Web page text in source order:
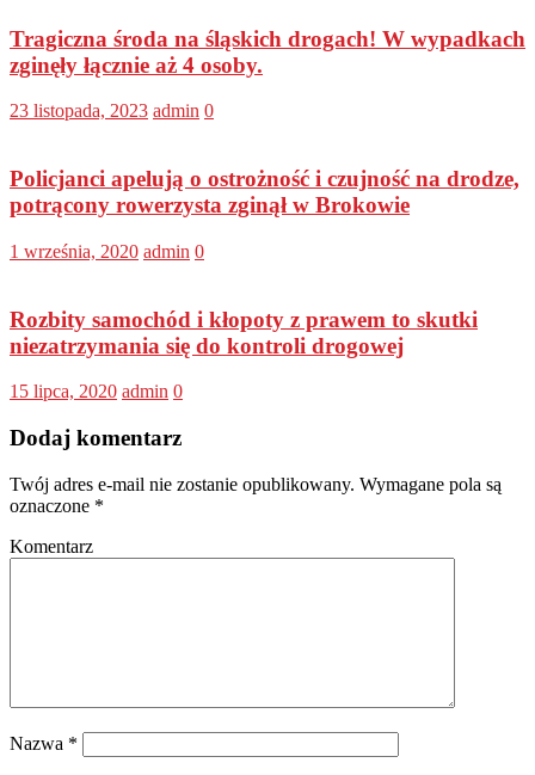
Tragiczna środa na śląskich drogach! W wypadkach
zginęły łącznie aż 4 osoby.
23 listopada, 2023 admin 0
Policjanci apelują o ostrożność i czujność na drodze,
potrącony rowerzysta zginął w Brokowie
1 września, 2020 admin 0
Rozbity samochód i kłopoty z prawem to skutki
niezatrzymania się do kontroli drogowej
15 lipca, 2020 admin 0
Dodaj komentarz
Twój adres e-mail nie zostanie opublikowany. Wymagane pola są
oznaczone *
Komentarz
Nazwa *